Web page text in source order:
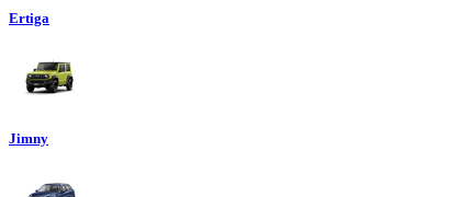
Ertiga
Jimny